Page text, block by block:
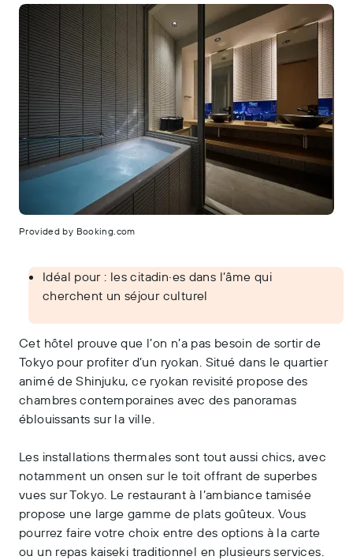
Provided by Booking.com
Idéal pour : les citadin·es dans l’âme qui
cherchent un séjour culturel
Cet hôtel prouve que l’on n’a pas besoin de sortir de
Tokyo pour profiter d’un ryokan. Situé dans le quartier
animé de Shinjuku, ce ryokan revisité propose des
chambres contemporaines avec des panoramas
éblouissants sur la ville.
Les installations thermales sont tout aussi chics, avec
notamment un onsen sur le toit offrant de superbes
vues sur Tokyo. Le restaurant à l’ambiance tamisée
propose une large gamme de plats goûteux. Vous
pourrez faire votre choix entre des options à la carte
ou un repas kaiseki traditionnel en plusieurs services.